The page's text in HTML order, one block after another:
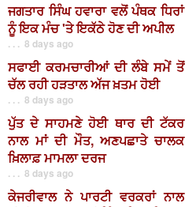
ਜਗਤਾਰ ਸਿੰਘ ਹਵਾਰਾ ਵਲੋਂ ਪੰਥਕ ਧਿਰਾਂ
ਨੂੰ ਇਕ ਮੰਚ 'ਤੇ ਇਕੱਠੇ ਹੋਣ ਦੀ ਅਪੀਲ
. . . 8 days ago
ਸਫਾਈ ਕਰਮਚਾਰੀਆਂ ਦੀ ਲੰਬੇ ਸਮੇਂ ਤੋਂ
ਚੱਲ ਰਹੀ ਹੜਤਾਲ ਅੱਜ ਖ਼ਤਮ ਹੋਈ
. . . 8 days ago
ਪੁੱਤ ਦੇ ਸਾਹਮਣੇ ਹੋਈ ਥਾਰ ਦੀ ਟੱਕਰ
ਨਾਲ ਮਾਂ ਦੀ ਮੌਤ, ਅਣਪਛਾਤੇ ਚਾਲਕ
ਖ਼ਿਲਾਫ਼ ਮਾਮਲਾ ਦਰਜ
. . . 8 days ago
ਕੇਜਰੀਵਾਲ ਨੇ ਪਾਰਟੀ ਵਰਕਰਾਂ ਨਾਲ